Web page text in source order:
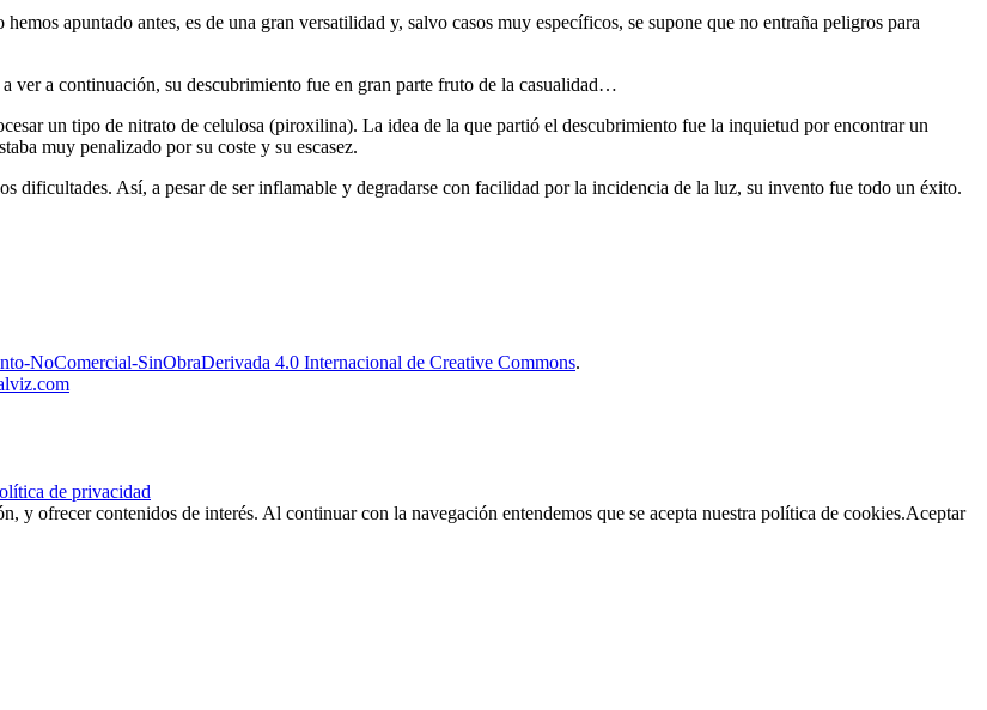
apuntado antes, es de una gran versatilidad y, salvo casos muy específicos, se supone que no entraña peligros para
ver a continuación, su descubrimiento fue en gran parte fruto de la casualidad…
un tipo de nitrato de celulosa (piroxilina). La idea de la que partió el descubrimiento fue la inquietud por encontrar un
muy penalizado por su coste y su escasez.
dificultades. Así, a pesar de ser inflamable y degradarse con facilidad por la incidencia de la luz, su invento fue todo un éxito.
NoComercial-SinObraDerivada 4.0 Internacional de Creative Commons.
de privacidad
y ofrecer contenidos de interés. Al continuar con la navegación entendemos que se acepta nuestra política de cookies.Aceptar